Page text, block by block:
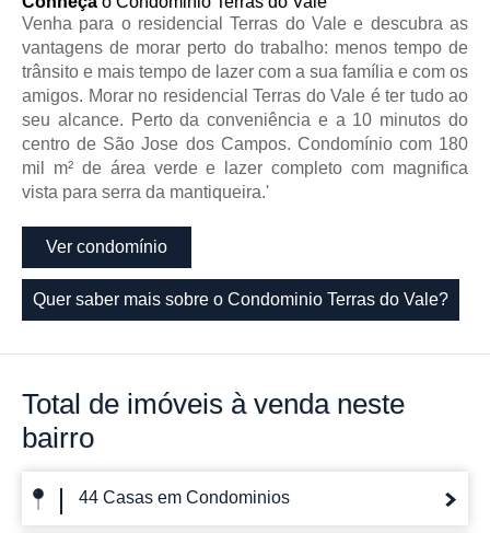
Venha para o residencial Terras do Vale e descubra as
vantagens de morar perto do trabalho: menos tempo de
trânsito e mais tempo de lazer com a sua família e com os
amigos. Morar no residencial Terras do Vale é ter tudo ao
seu alcance. Perto da conveniência e a 10 minutos do
centro de São Jose dos Campos. Condomínio com 180
mil m² de área verde e lazer completo com magnifica
vista para serra da mantiqueira.'
Ver condomínio
Quer saber mais sobre o Condominio Terras do Vale?
Total de imóveis à venda neste
bairro
44 Casas em Condominios